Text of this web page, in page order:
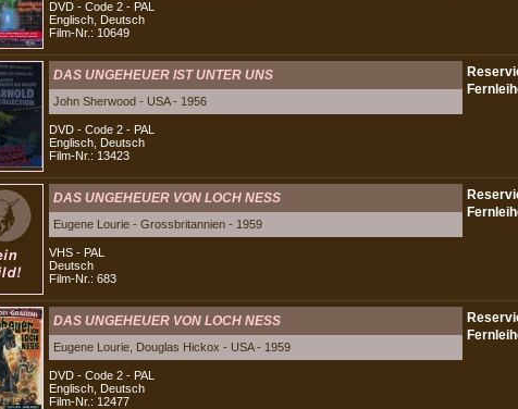
DVD - Code 2 - PAL
Englisch, Deutsch
Film-Nr.: 10649
DAS UNGEHEUER IST UNTER UNS
John Sherwood - USA - 1956
DVD - Code 2 - PAL
Englisch, Deutsch
Film-Nr.: 13423
DAS UNGEHEUER VON LOCH NESS
Eugene Lourie - Grossbritannien - 1959
VHS - PAL
Deutsch
Film-Nr.: 683
DAS UNGEHEUER VON LOCH NESS
Eugene Lourie, Douglas Hickox - USA - 1959
DVD - Code 2 - PAL
Englisch, Deutsch
Film-Nr.: 12477